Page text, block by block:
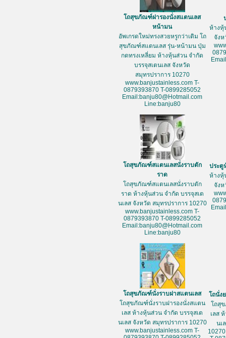
โถสุขภัณฑ์ฝารองนั่งสแตนเลส
หน้ามน
อัพเกรดใหม่ทรงสวยหรูกว่าเดิม โถ
สุขภัณฑ์สแตนเลส รุ่น-หน้ามน ปุ่ม
กดทรงเหลี่ยม ห้างหุ้นส่วน จำกัด
บรรจุสเตนเลส จังหวัด
สมุทรปราการ 10270
www.banjustainless.com T-
0879393870 T-0899285052
Email:banju80@Hotmail.com
Line:banju80
ห้างหุ้
จังห
โถสุขภัณฑ์สแตนเลสนั่งราบตัก
ราด
โถสุขภัณฑ์สแตนเลสนั่งราบตัก
ราด ห้างหุ้นส่วน จำกัด บรรจุสเต
นเลส จังหวัด สมุทรปราการ 10270
www.banjustainless.com T-
0879393870 T-0899285052
Email:banju80@Hotmail.com
Line:banju80
ประตู
ห้างหุ้
จังห
โถสุขภัณฑ์นั่งราบฝาสแตนเลส
โถสุขภัณฑ์นั่งราบฝารองนั่งสแตน
เลส ห้างหุ้นส่วน จำกัด บรรจุสเต
นเลส จังหวัด สมุทรปราการ 10270
www.banjustainless.com T-
โถนั่ง
โถสุ
เลส
นเ